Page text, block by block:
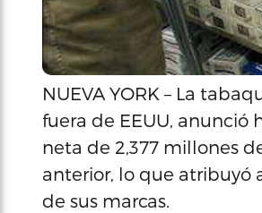
NUEVA YORK – La
fuera de EEUU, anunció
neta de 2,377 millones
anterior, lo que atribuyó
de sus marcas.